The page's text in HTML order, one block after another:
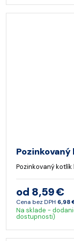
Pozinkovaný
od 8,59 €
Cena bez DPH 6,98
Na sklade -
dostupnosti)